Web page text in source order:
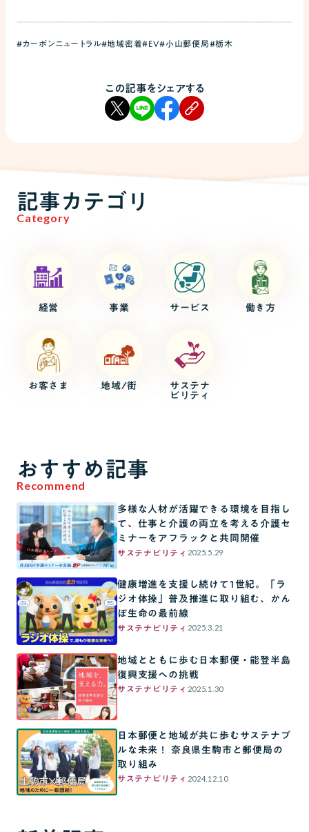
#カーボンニュートラル#地域密着#EV#小山郵便局#栃木
この記事をシェアする
記事カテゴリ
Category
経営 事業 サービス 働き方
お客さま 地域/街
サステナ
ビリティ
おすすめ記事
Recommend
多様な人材が活躍できる環境を目指し
て、仕事と介護の両立を考える介護セ
ミナーをアフラックと共同開催
サステナビリティ 2025.5.29
健康増進を支援し続けて1世紀。「ラ
ジオ体操」普及推進に取り組む、かん
ぽ生命の最前線
サステナビリティ 2025.3.21
地域とともに歩む日本郵便・能登半島
復興支援への挑戦
サステナビリティ 2025.1.30
日本郵便と地域が共に歩むサステナブ
ルな未来！ 奈良県生駒市と郵便局の
取り組み
サステナビリティ 2024.12.10